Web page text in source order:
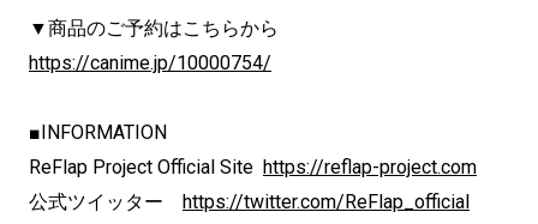
▼商品のご予約はこちらから
https://canime.jp/10000754/
■INFORMATION
ReFlap Project Official Site https://reflap-project.com
公式ツイッター
https://twitter.com/ReFlap_official